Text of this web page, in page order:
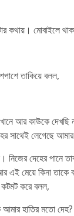
কথায়। মোবাইলে
তাকিয়ে বলল,
আর কাউকে দেখছি
সাথেই লেগেছে
দেহের পানে
এই মেয়ে কিনা তাকে
করে বলল,
হাতির মতো দেহ?